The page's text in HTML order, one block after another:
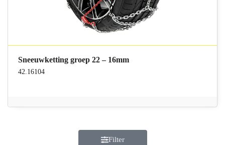
Sneeuwketting groep 22 – 16mm
42.16104
Filter